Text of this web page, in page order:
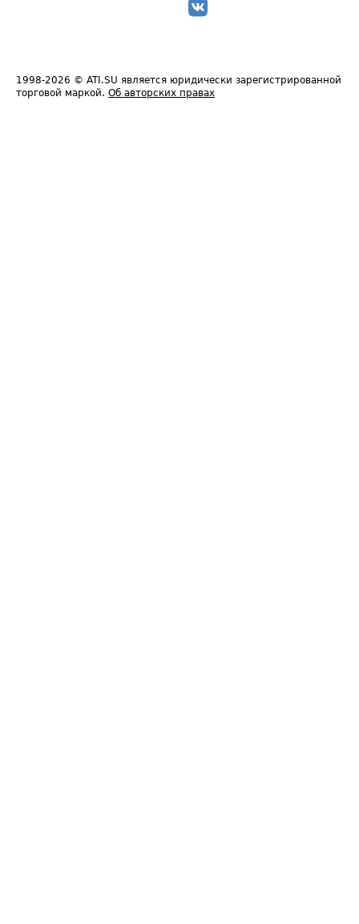
1998-2026 © ATI.SU является юридически зарегистрированной
торговой маркой. Об авторских правах